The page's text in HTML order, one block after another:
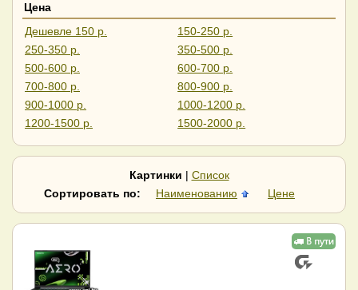
Samsung
Tecno
Ноутбуки, компьютеры,
мониторы
Цена
Дешевле 150 р.
150-250 р.
250-350 р.
350-500 р.
500-600 р.
600-700 р.
700-800 р.
800-900 р.
900-1000 р.
1000-1200 р.
1200-1500 р.
1500-2000 р.
Картинки | Список
Сортировать по:
Наименованию Цене